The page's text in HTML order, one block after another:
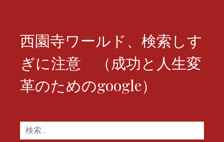
ン
西園寺ワールド、検索しす
ぎに注意 （成功と人生変
革のためのgoogle）
検
索: